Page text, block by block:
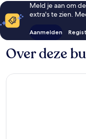
Meld je aan om
extra's te zien.
Aanmelden
Over deze